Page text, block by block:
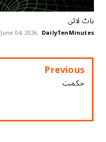
ہاٹ لائن
DailyTenMinutes
June 04, 2026
Previous
حکمت